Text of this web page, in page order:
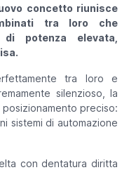
concetto riunisce
tra loro che
potenza elevata,
tra loro e
silenzioso, la
preciso:
sistemi di automazione
con dentatura diritta